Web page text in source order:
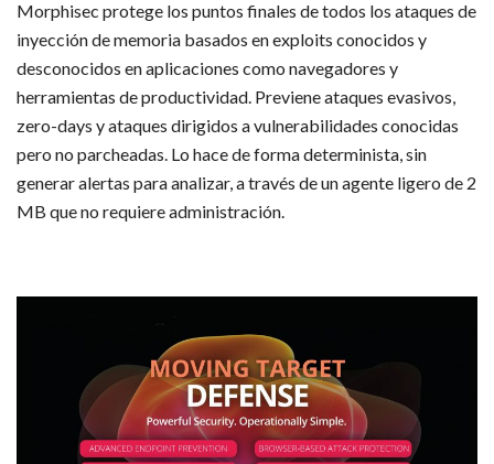
Morphisec protege los puntos finales de todos los ataques de
inyección de memoria basados en exploits conocidos y
desconocidos en aplicaciones como navegadores y
herramientas de productividad. Previene ataques evasivos,
zero-days y ataques dirigidos a vulnerabilidades conocidas
pero no parcheadas. Lo hace de forma determinista, sin
generar alertas para analizar, a través de un agente ligero de 2
MB que no requiere administración.